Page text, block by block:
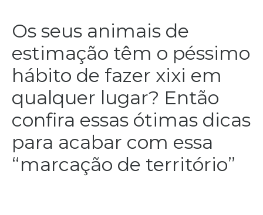
Os seus animais de
estimação têm o péssimo
hábito de fazer xixi em
qualquer lugar? Então
confira essas ótimas dicas
para acabar com essa
“marcação de território”